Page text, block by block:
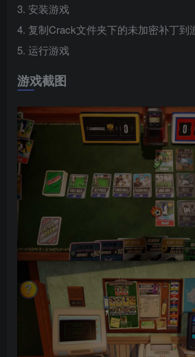
3. 安装游戏
4. 复制Crack文件夹下的未加密补丁到
5. 运行游戏
游戏截图